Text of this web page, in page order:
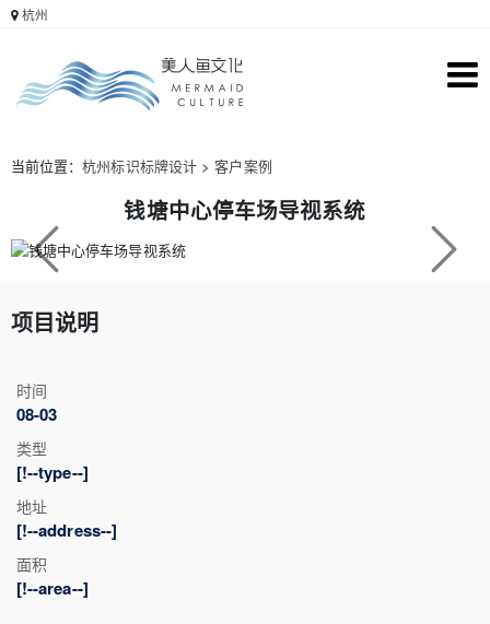
杭州
当前位置：杭州标识标牌设计 >客户案例
钱塘中心停车场导视系统
Previous Next
项目说明
时间
08-03
类型
[!--type--]
地址
[!--address--]
面积
[!--area--]